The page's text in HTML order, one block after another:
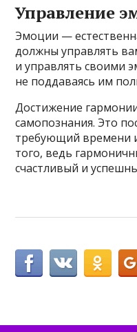
Управление
Эмоции —
должны управлять
и управлять своими
не поддаваясь им
Достижение
самопознания. Это
требующий времени
того, ведь
счастливый и